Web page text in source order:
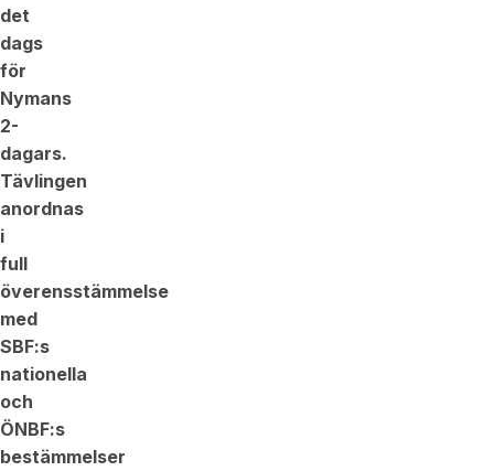
det
dags
för
Nymans
2-
dagars.
Tävlingen
anordnas
i
full
överensstämmelse
med
SBF:s
nationella
och
ÖNBF:s
bestämmelser